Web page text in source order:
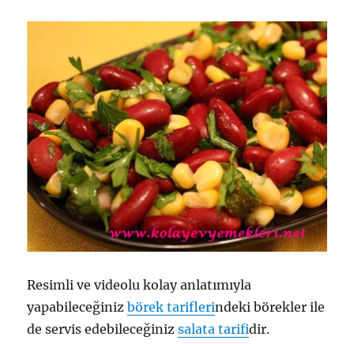
Resimli ve videolu kolay anlatımıyla
yapabileceğinizbörek tariflerindeki börekler ile
de servis edebileceğinizsalata tarifidir.